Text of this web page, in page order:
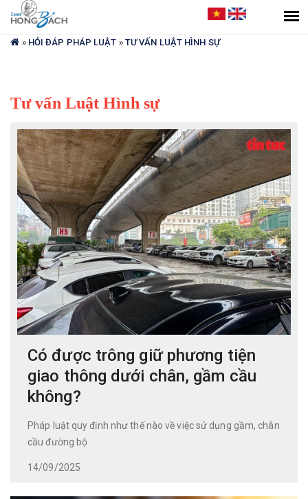
Bạn
đang
» HỎI ĐÁP PHÁP LUẬT » TƯ VẤN LUẬT HÌNH SỰ
Tư vấn Luật Hình sự
Có được trông giữ phương tiện
giao thông dưới chân, gầm cầu
không?
Pháp luật quy định như thế nào về việc sử dụng gầm, chân
cầu đường bộ
14/09/2025